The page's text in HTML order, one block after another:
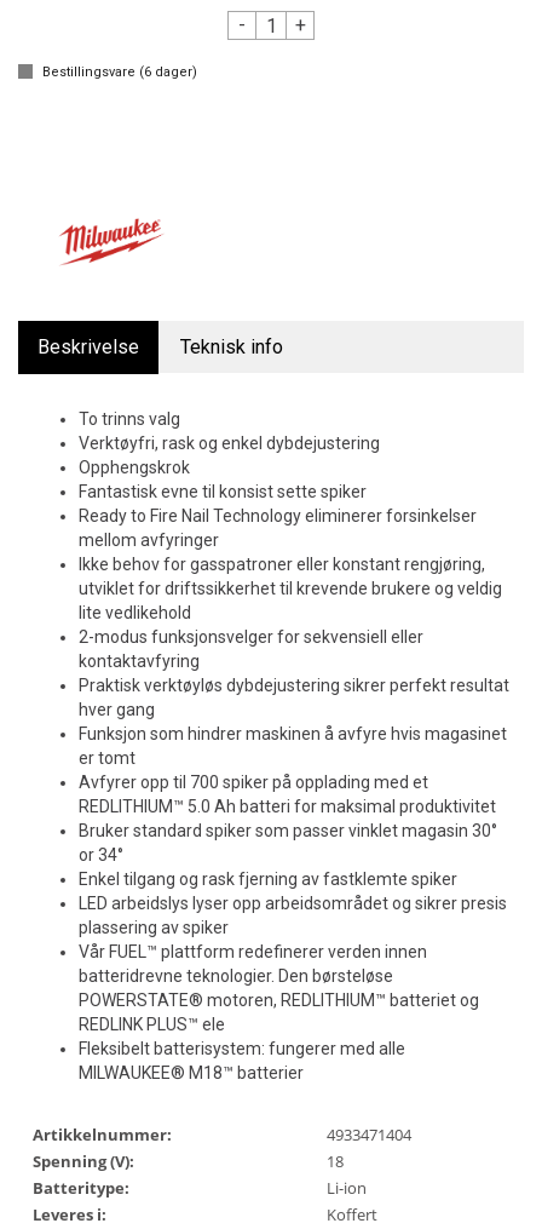
- +
Bestillingsvare (6 dager)
Beskrivelse Teknisk info
To trinns valg
Verktøyfri, rask og enkel dybdejustering
Opphengskrok
Fantastisk evne til konsist sette spiker
Ready to Fire Nail Technology eliminerer forsinkelser
mellom avfyringer
Ikke behov for gasspatroner eller konstant rengjøring,
utviklet for driftssikkerhet til krevende brukere og veldig
lite vedlikehold
2-modus funksjonsvelger for sekvensiell eller
kontaktavfyring
Praktisk verktøyløs dybdejustering sikrer perfekt resultat
hver gang
Funksjon som hindrer maskinen å avfyre hvis magasinet
er tomt
Avfyrer opp til 700 spiker på opplading med et
REDLITHIUM™ 5.0 Ah batteri for maksimal produktivitet
Bruker standard spiker som passer vinklet magasin 30°
or 34°
Enkel tilgang og rask fjerning av fastklemte spiker
LED arbeidslys lyser opp arbeidsområdet og sikrer presis
plassering av spiker
Vår FUEL™ plattform redefinerer verden innen
batteridrevne teknologier. Den børsteløse
POWERSTATE® motoren, REDLITHIUM™ batteriet og
REDLINK PLUS™ ele
Fleksibelt batterisystem: fungerer med alle
MILWAUKEE® M18™ batterier
Artikkelnummer:
4933471404
Spenning (V):
18
Batteritype:
Li-ion
Leveres i:
Koffert